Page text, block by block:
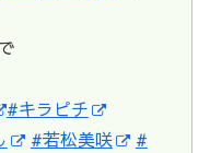
#キラピチ
#若松美咲
#